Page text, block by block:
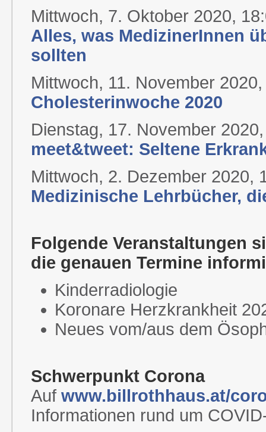
Mittwoch, 7. Oktober 2020,
Alles, was MedizinerInnen
sollten
Mittwoch, 11. November
Cholesterinwoche 2020
Dienstag, 17. November
meet&tweet: Seltene
Mittwoch, 2. Dezember 2020,
Medizinische Lehrbücher,
Folgende Veranstaltungen
die genauen Termine
Kinderradiologie
Koronare Herzkrankheit
Neues vom/aus dem
Schwerpunkt Corona
Aufwww.billrothhaus.at/
Informationen rund um